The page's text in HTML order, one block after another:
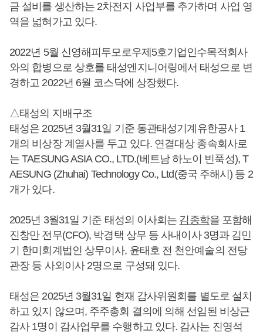
금 설비를 생산하는 2차전지 사업부를 추가하며 사업 영
역을 넓혀가고 있다.
2022년 5월 신영해피투모로우제5호기업인수목적회사
와의 합병으로 상호를 태성엔지니어링에서 태성으로 변
경하고 2022년 6월 코스닥에 상장했다.
△태성의 지배구조
태성은 2025년 3월31일 기준 동관태성기계유한공사 1
개의 비상장 계열사를 두고 있다. 연결대상 종속회사로
는 TAESUNG ASIA CO., LTD.(베트남 하노이 빈푹성), T
AESUNG (Zhuhai) Technology Co., Ltd(중국 주해시) 등 2
개가 있다.
2025년 3월31일 기준 태성의 이사회는 김종학을 포함해
진창만 전무(CFO), 박경택 상무 등 사내이사 3명과 김민
기 한미회계법인 상무이사, 윤태호 전 천안예술의 전당
관장 등 사외이사 2명으로 구성돼 있다.
태성은 2025년 3월31일 현재 감사위원회를 별도로 설치
하고 있지 않으며, 주주총회 결의에 의해 선임된 비상근
감사 1명이 감사업무를 수행하고 있다. 감사는 진영석